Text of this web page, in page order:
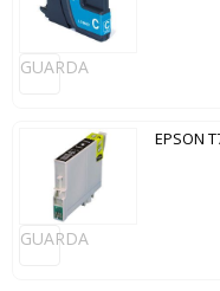
GUARDA
GUARDA
EPSON